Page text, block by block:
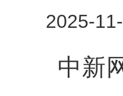
2025-
中新网